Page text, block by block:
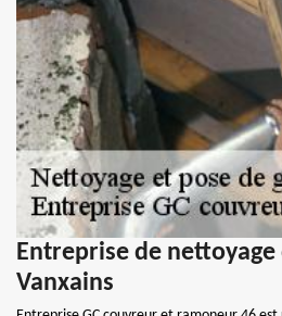
Entreprise de
Vanxains